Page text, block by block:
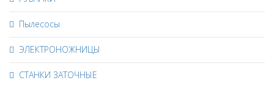
Пылесосы
ЭЛЕКТРОНОЖНИЦЫ
СТАНКИ ЗАТОЧНЫЕ